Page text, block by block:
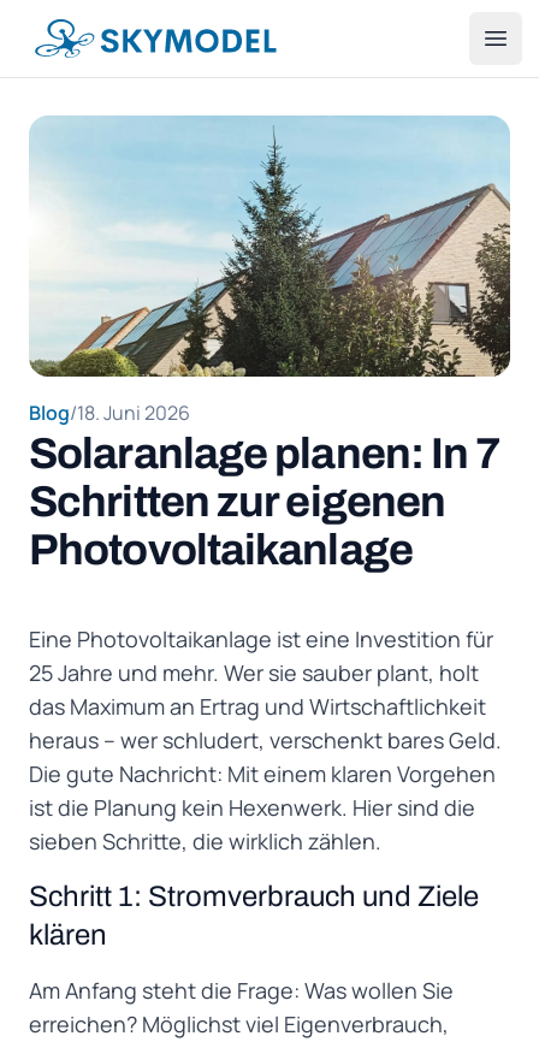
SKYMODEL
Blog/18. Juni 2026
Solaranlage planen: In 7
Schritten zur eigenen
Photovoltaikanlage
Eine Photovoltaikanlage ist eine Investition für
25 Jahre und mehr. Wer sie sauber plant, holt
das Maximum an Ertrag und Wirtschaftlichkeit
heraus – wer schludert, verschenkt bares Geld.
Die gute Nachricht: Mit einem klaren Vorgehen
ist die Planung kein Hexenwerk. Hier sind die
sieben Schritte, die wirklich zählen.
Schritt 1: Stromverbrauch und Ziele
klären
Am Anfang steht die Frage: Was wollen Sie
erreichen? Möglichst viel Eigenverbrauch,